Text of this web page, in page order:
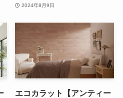
2024年8月9日
エコカラット【アンティー